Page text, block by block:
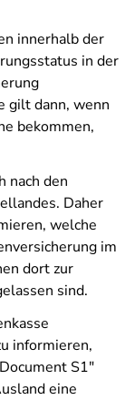
innerhalb der
in der
gilt dann, wenn
bekommen,
nach den
Daher
welche
im
dort zur
sind.
informieren,
S1"
eine